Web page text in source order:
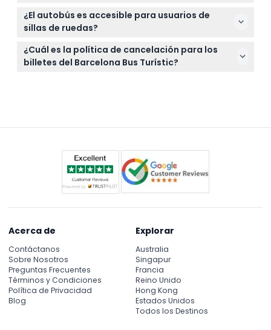
descapotables pueden ser frescos.
¡Claro! Tu billete es válido por 24 o 48 horas
consecutivas desde la primera vez que subes a
como quieras durante ese período.
¿El autobús es accesible para usuarios de
sillas de ruedas?
Sí, la mayoría de los autobuses son accesibles para
sillas de ruedas con espacios designados para
¿Cuál es la política de cancelación para los
billetes del Barcelona Bus Turístic?
Acerca de
Contáctanos
Sobre Nosotros
Preguntas Frecuentes
Términos y Condiciones
Política de Privacidad
Blog
Explorar
Australia
Singapur
Francia
Reino Unido
Hong Kong
Estados Unidos
Todos los Destinos